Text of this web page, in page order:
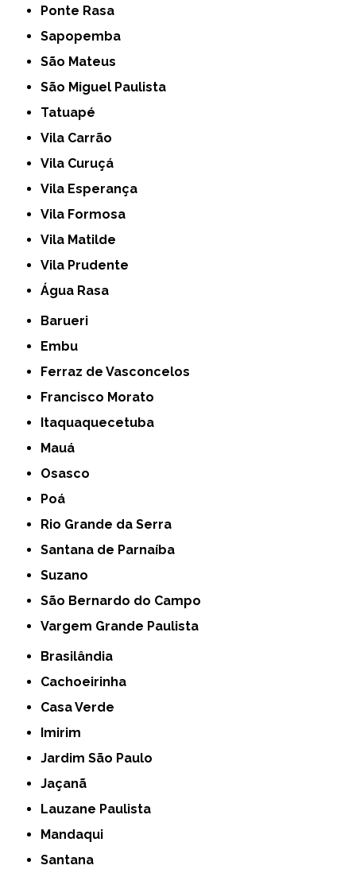
Ponte Rasa
Sapopemba
São Mateus
São Miguel Paulista
Tatuapé
Vila Carrão
Vila Curuçá
Vila Esperança
Vila Formosa
Vila Matilde
Vila Prudente
Água Rasa
Barueri
Embu
Ferraz de Vasconcelos
Francisco Morato
Itaquaquecetuba
Mauá
Osasco
Poá
Rio Grande da Serra
Santana de Parnaíba
Suzano
São Bernardo do Campo
Vargem Grande Paulista
Brasilândia
Cachoeirinha
Casa Verde
Imirim
Jardim São Paulo
Jaçanã
Lauzane Paulista
Mandaqui
Santana